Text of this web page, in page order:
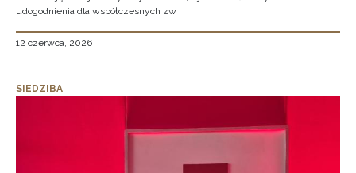
udogodnienia dla współczesnych zw
12 czerwca, 2026
SIEDZIBA